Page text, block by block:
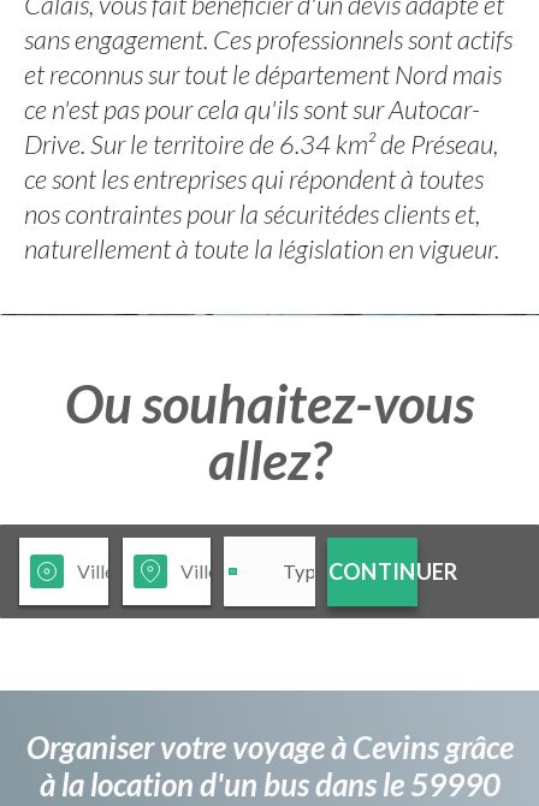
sans engagement. Ces professionnels sont actifs
et reconnus sur tout le département Nord mais
ce n'est pas pour cela qu'ils sont sur Autocar-
Drive. Sur le territoire de 6.34 km² de Préseau,
ce sont les entreprises qui répondent à toutes
nos contraintes pour la sécuritédes clients et,
naturellement à toute la législation en vigueur.
Ou souhaitez-vous
allez?
CONTINUER
Organiser votre voyage à Cevins grâce
à la location d'un bus dans le 59990